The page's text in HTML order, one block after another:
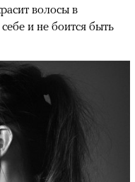
волосы в
и не боится быть